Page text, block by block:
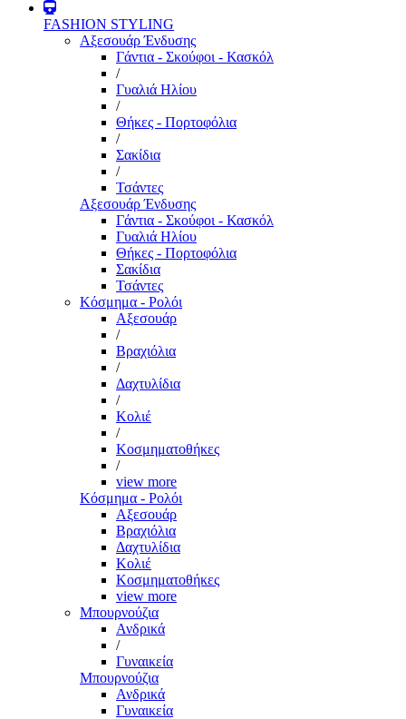
FASHION STYLING
Αξεσουάρ Ένδυσης
Γάντια - Σκούφοι - Κασκόλ
/
Γυαλιά Ηλίου
/
Θήκες - Πορτοφόλια
/
Σακίδια
/
Τσάντες
Αξεσουάρ Ένδυσης
Γάντια - Σκούφοι - Κασκόλ
Γυαλιά Ηλίου
Θήκες - Πορτοφόλια
Σακίδια
Τσάντες
Κόσμημα - Ρολόι
Αξεσουάρ
/
Βραχιόλια
/
Δαχτυλίδια
/
Κολιέ
/
Κοσμηματοθήκες
/
view more
Κόσμημα - Ρολόι
Αξεσουάρ
Βραχιόλια
Δαχτυλίδια
Κολιέ
Κοσμηματοθήκες
view more
Μπουρνούζια
Ανδρικά
/
Γυναικεία
Μπουρνούζια
Ανδρικά
Γυναικεία